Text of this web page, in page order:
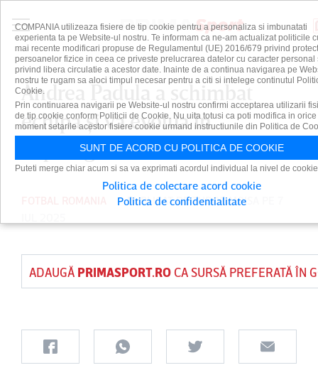
Andrea Padula a schimbat
echipa şi va evolua în
Superliga
PUBLICAT DETUDOR MOISA
ADAUGĂ PRIMASPORT.ROCA SURSĂ PREFERATĂ ÎN
COMPANIA utilizeaza fisiere de tip cookie pentru a personaliza si imbunatati
experienta ta pe Website-ul nostru. Te informam ca ne-am actualizat politicile
mai recente modificari propuse de Regulamentul (UE) 2016/679 privind
persoanelor fizice in ceea ce priveste prelucrarea datelor cu caracter personal
privind libera circulatie a acestor date. Inainte de a continua navigarea pe
nostru te rugam sa aloci timpul necesar pentru a citi si intelege continutul
Cookie.
Prin continuarea navigarii pe Website-ul nostru confirmi acceptarea utilizarii
de tip cookie conform Politicii de Cookie. Nu uita totusi ca poti modifica in orice
moment setarile acestor fisiere cookie urmand instructiunile din Politica de
SUNT DE ACORD CU POLITICA DE COOKIE
Puteti merge chiar acum si sa va exprimati acordul individual la nivel de
Politica de colectare acord cookie
Politica de confidentialitate